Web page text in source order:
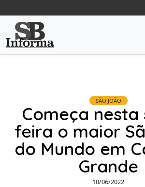
SÃO JOÃO
Começa nesta
feira o maior
do Mundo em
Grande
10/06/2022